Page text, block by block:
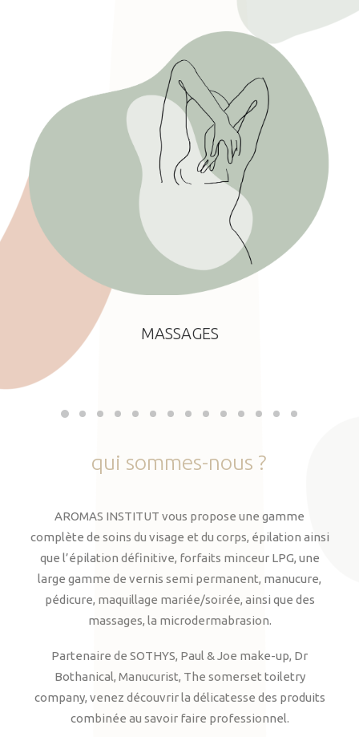
MASSAGES
qui sommes-nous ?
AROMAS INSTITUT vous propose une gamme
complète de soins du visage et du corps, épilation ainsi
que l’épilation définitive, forfaits minceur LPG, une
large gamme de vernis semi permanent, manucure,
pédicure, maquillage mariée/soirée, ainsi que des
massages, la microdermabrasion.
Partenaire de SOTHYS, Paul & Joe make-up, Dr
Bothanical, Manucurist, The somerset toiletry
company, venez découvrir la délicatesse des produits
combinée au savoir faire professionnel.